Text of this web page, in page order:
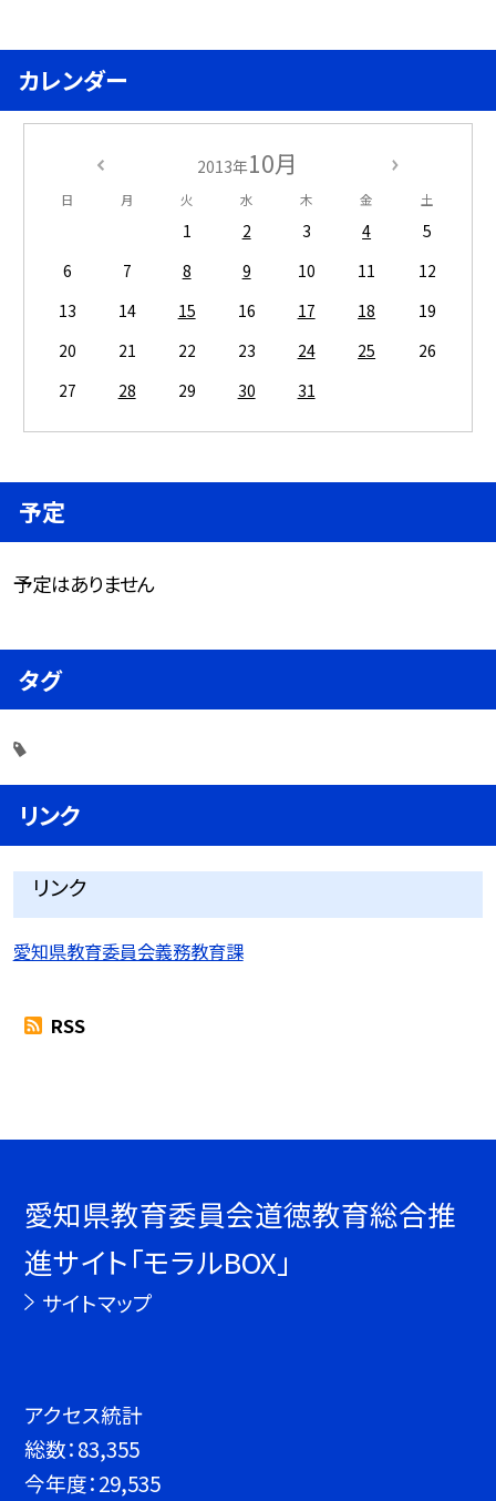
カレンダー
2013年10月
日 月 火 水 木 金 土
1 2 3 4
5
6
7 8 9 10 11
12
13
14 15 16 17 18
19
20
21 22 23 24 25
26
27
28 29 30 31
予定
予定はありません
タグ
リンク
リンク
愛知県教育委員会義務教育課
RSS
愛知県教育委員会道徳教育総合推
進サイト「モラルBOX」
サイトマップ
アクセス統計
総数：83,355
今年度：29,535